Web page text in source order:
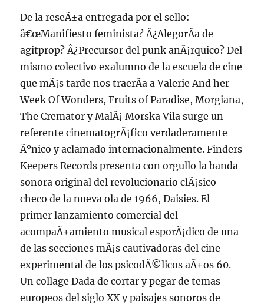
De la reseÃ±a entregada por el sello:
â€œManifiesto feminista? Â¿AlegorÃ­a de
agitprop? Â¿Precursor del punk anÃ¡rquico? Del
mismo colectivo exalumno de la escuela de cine
que mÃ¡s tarde nos traerÃ­a a Valerie And her
Week Of Wonders, Fruits of Paradise, Morgiana,
The Cremator y MalÃ¡ Morska Vila surge un
referente cinematogrÃ¡fico verdaderamente
Ãºnico y aclamado internacionalmente. Finders
Keepers Records presenta con orgullo la banda
sonora original del revolucionario clÃ¡sico
checo de la nueva ola de 1966, Daisies. El
primer lanzamiento comercial del
acompaÃ±amiento musical esporÃ¡dico de una
de las secciones mÃ¡s cautivadoras del cine
experimental de los psicodÃ©licos aÃ±os 60.
Un collage Dada de cortar y pegar de temas
europeos del siglo XX y paisajes sonoros de